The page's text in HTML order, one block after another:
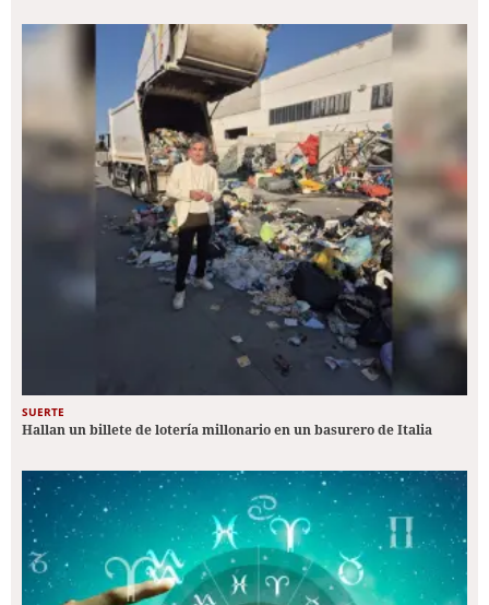
SUERTE
Hallan un billete de lotería millonario en un basurero de Italia